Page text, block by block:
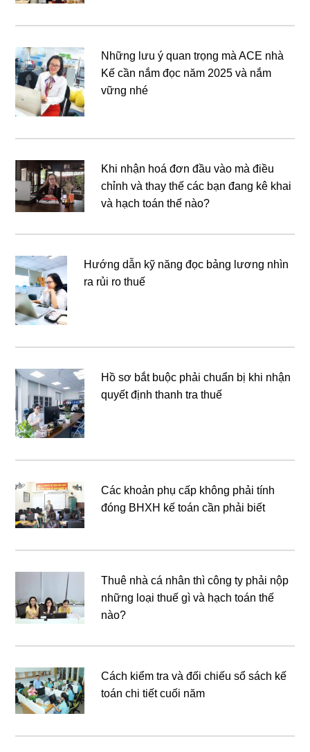
Những lưu ý quan trọng mà ACE nhà
Kế cần nắm đọc năm 2025 và nắm
vững nhé
Khi nhận hoá đơn đầu vào mà điều
chỉnh và thay thế các bạn đang kê khai
và hạch toán thế nào?
Hướng dẫn kỹ năng đọc bảng lương nhìn
ra rủi ro thuế
Hồ sơ bắt buộc phải chuẩn bị khi nhận
quyết định thanh tra thuế
Các khoản phụ cấp không phải tính
đóng BHXH kế toán cần phải biết
Thuê nhà cá nhân thì công ty phải nộp
những loại thuế gì và hạch toán thế
nào?
Cách kiểm tra và đối chiếu sổ sách kế
toán chi tiết cuối năm